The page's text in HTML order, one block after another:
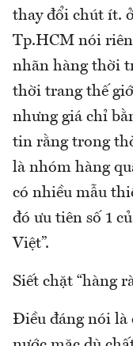
thay đổi chút ít.
Tp.HCM nói
nhãn hàng thời
thời trang thế
nhưng giá chỉ
tin rằng trong
là nhóm hàng
có nhiều mẫu
đó ưu tiên số 1
Việt”.
Siết chặt “hàng
Điều đáng nói là